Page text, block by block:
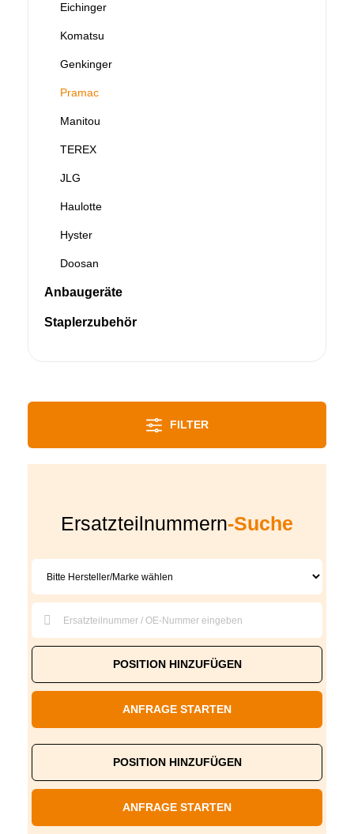
Eichinger
Komatsu
Genkinger
Pramac
Manitou
TEREX
JLG
Haulotte
Hyster
Doosan
Anbaugeräte
Staplerzubehör
FILTER
Ersatzteilnummern-Suche
POSITION HINZUFÜGEN
ANFRAGE STARTEN
POSITION HINZUFÜGEN
ANFRAGE STARTEN